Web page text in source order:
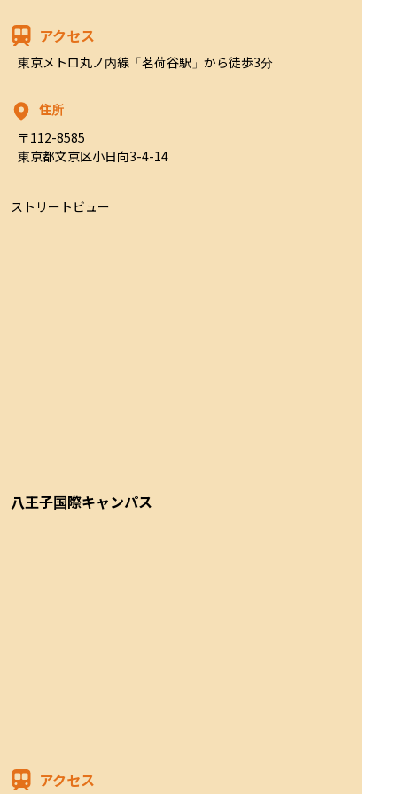
アクセス
東京メトロ丸ノ内線「茗荷谷駅」から徒歩3分
住所
〒112-8585
東京都文京区小日向3-4-14
ストリートビュー
八王子国際キャンパス
アクセス